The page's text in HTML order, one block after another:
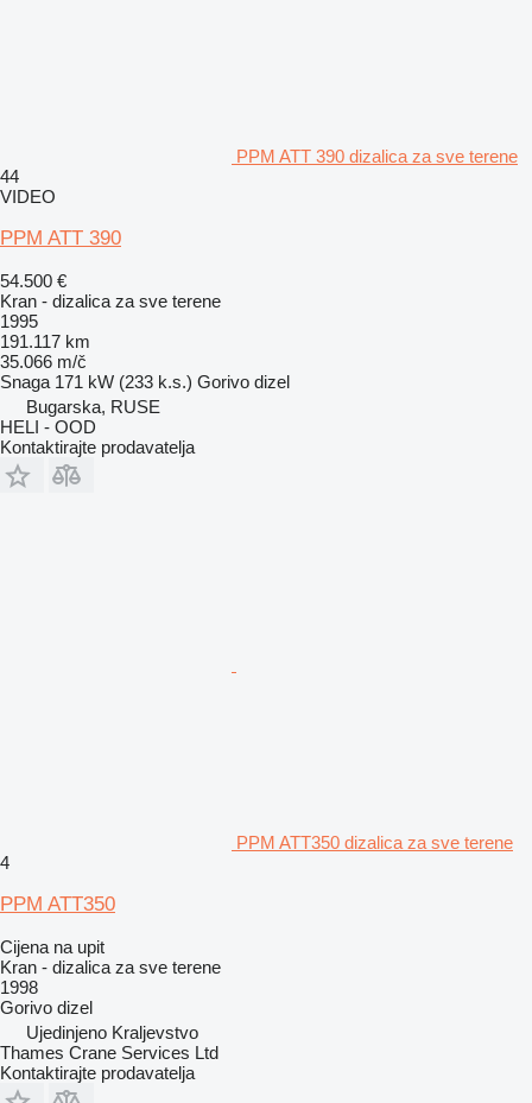
PPM ATT 390 dizalica za sve terene
44
VIDEO
PPM ATT 390
54.500 €
Kran - dizalica za sve terene
1995
191.117 km
35.066 m/č
Snaga 171 kW (233 k.s.) Gorivo dizel
Bugarska, RUSE
HELI - OOD
Kontaktirajte prodavatelja
PPM ATT350 dizalica za sve terene
4
PPM ATT350
Cijena na upit
Kran - dizalica za sve terene
1998
Gorivo dizel
Ujedinjeno Kraljevstvo
Thames Crane Services Ltd
Kontaktirajte prodavatelja